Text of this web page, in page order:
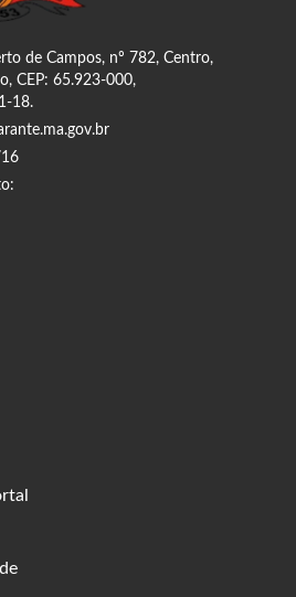
de Campos, nº 782, Centro,
CEP: 65.923-000,
18.